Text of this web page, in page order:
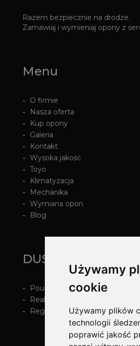
Używamy
cookie
Używamy plików
technologii
poprawić jakość
Razem bezpiecznie na drodze.
Zamawiaj i wymieniaj opony z
Menu
-
O firmie
-
Nasza oferta
-
Kup opony
-
Galeria
-
Kontakt
- Wysoka jakość
- Toyo
-
Klimatyzacja
-
Mechanika
- Wymiana opon
-
Blog
DUSZEK OPONY
-
Pouczenie o prawie do
-
Realizacja zamówienia i formy
-
Regulamin i Polityka